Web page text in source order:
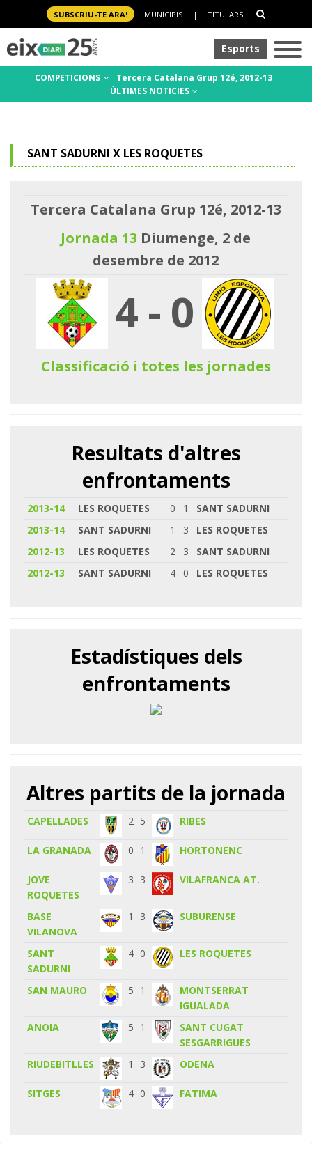
SUBSCRIU-TE ARA! MUNICIPIS | TITULARS
Esports
COMPETICIONS
Tercera Catalana Grup 12é, 2012-13
ÚLTIMES NOTICIES
SANT SADURNI X LES ROQUETES
Tercera Catalana Grup 12é, 2012-13
Jornada 13 Diumenge, 2 de
desembre de 2012
4- 0
Classificació i totes les jornades
Resultats d'altres
enfrontaments
2013-14 LES ROQUETES 0 1
SANT SADURNI
2013-14
SANT SADURNI 1 3
LES ROQUETES
2012-13
LES ROQUETES 2 3
SANT SADURNI
2012-13
SANT SADURNI 4 0 LES ROQUETES
Estadístiques dels
enfrontaments
Altres partits de la jornada
CAPELLADES 2 5 RIBES
LA GRANADA 0 1 HORTONENC
JOVE
ROQUETES
3 3 VILAFRANCA AT.
BASE
VILANOVA
1 3 SUBURENSE
SANT
SADURNI
4 0 LES ROQUETES
SAN MAURO 5 1
MONTSERRAT
IGUALADA
ANOIA
5 1
SANT CUGAT
SESGARRIGUES
RIUDEBITLLES
1 3 ODENA
SITGES 4 0 FATIMA